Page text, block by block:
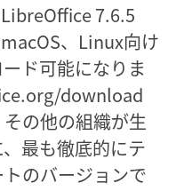
7.6.5
、Linux向け
ド可能になりま
download
の他の組織が生
最も徹底的にテ
のバージョンで